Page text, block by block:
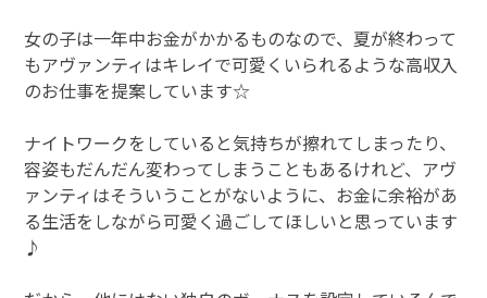
女の子は一年中お金がかかるものなので、夏が終わって
もアヴァンティはキレイで可愛くいられるような高収入
のお仕事を提案しています☆
ナイトワークをしていると気持ちが擦れてしまったり、
容姿もだんだん変わってしまうこともあるけれど、アヴ
ァンティはそういうことがないように、お金に余裕があ
る生活をしながら可愛く過ごしてほしいと思っています
♪